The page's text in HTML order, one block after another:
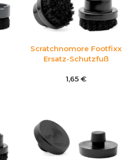
Scratchnomore Footfixx
Ersatz-Schutzfuß
1,65 €